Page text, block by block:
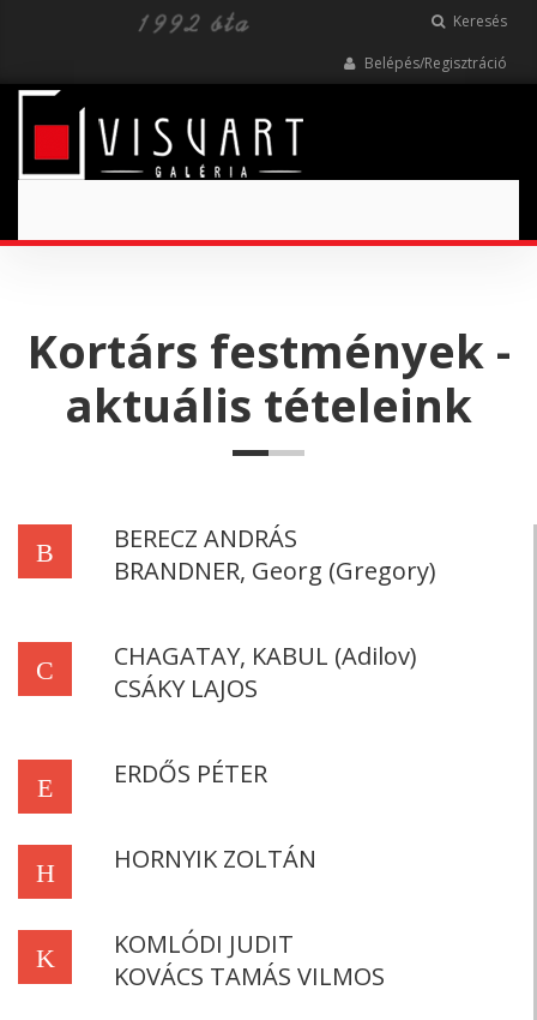
Keresés
Belépés/Regisztráció
Kortárs festmények -
aktuális tételeink
B
BERECZ ANDRÁS
BRANDNER, Georg (Gregory)
C
CHAGATAY, KABUL (Adilov)
CSÁKY LAJOS
E ERDŐS PÉTER
H HORNYIK ZOLTÁN
K
KOMLÓDI JUDIT
KOVÁCS TAMÁS VILMOS